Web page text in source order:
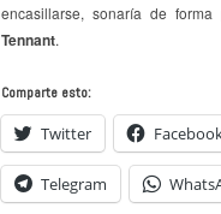
encasillarse, sonaría de
Tennant.
Comparte esto:
Twitter
Telegram